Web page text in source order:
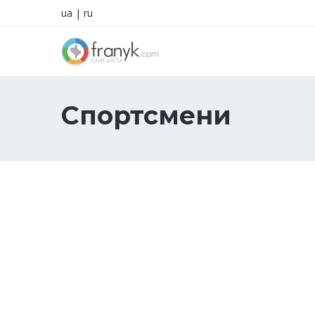
ua | ru
Спортсмени